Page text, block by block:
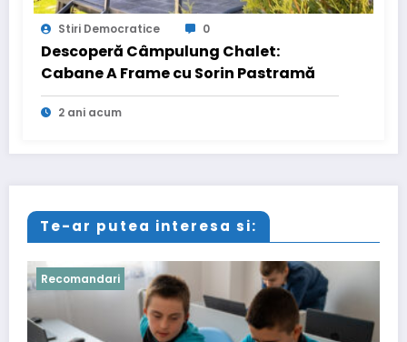
Stiri Democratice 0
Descoperă Câmpulung Chalet:
Cabane A Frame cu Sorin Pastramă
2 ani acum
Te-ar putea interesa si:
Recomandari